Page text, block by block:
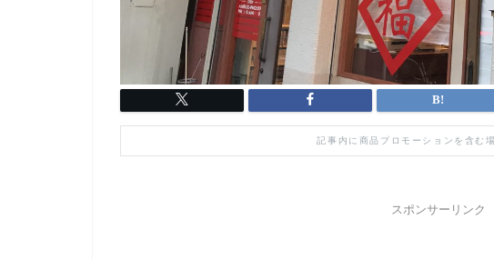
記事内に商品プロモーションを含む
スポンサーリンク